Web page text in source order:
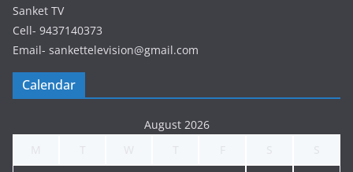
Sanket TV
Cell- 9437140373
Email- sankettelevision@gmail.com
Calendar
August 2026